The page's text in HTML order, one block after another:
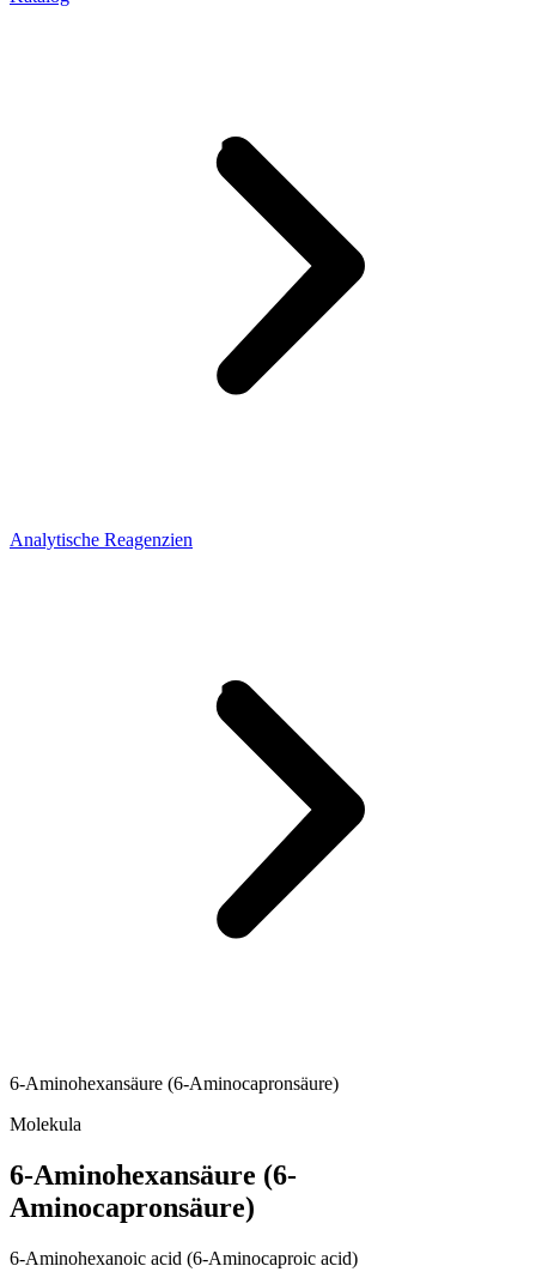
Analytische Reagenzien
6-Aminohexansäure (6-Aminocapronsäure)
Molekula
6-Aminohexansäure (6-
Aminocapronsäure)
6-Aminohexanoic acid (6-Aminocaproic acid)